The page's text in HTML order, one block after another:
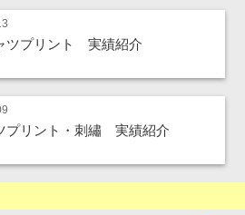
ツプリント 実績紹介
プリント・刺繡 実績紹介